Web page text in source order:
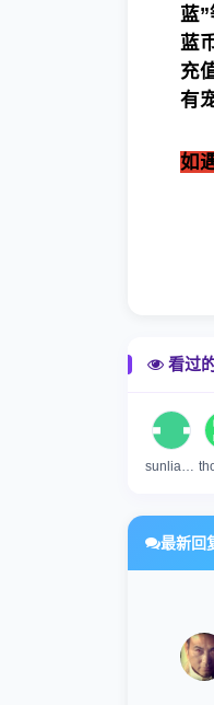
蓝
蓝
充
有
如
看过
sunlianggx
最新回